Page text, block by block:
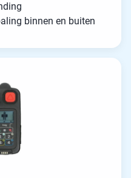
binnen en buiten